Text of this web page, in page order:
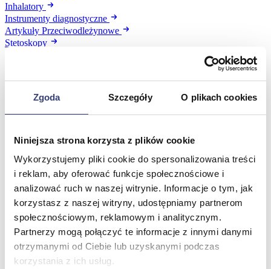
Zgoda Szczegóły O plikach cookies
Niniejsza strona korzysta z plików cookie
Wykorzystujemy pliki cookie do spersonalizowania treści
i reklam, aby oferować funkcje społecznościowe i
analizować ruch w naszej witrynie. Informacje o tym, jak
korzystasz z naszej witryny, udostępniamy partnerom
społecznościowym, reklamowym i analitycznym.
Partnerzy mogą połączyć te informacje z innymi danymi
otrzymanymi od Ciebie lub uzyskanymi podczas
korzystania z ich usług.
Inhalatory
Instrumenty diagnostyczne
Artykuły Przeciwodleżynowe
Stetoskopy
Meble medyczne
Kozetki
Pielęgnacja mebli
Taborety i krzesła
Parawany
Fotele
Zobacz wszystko
Spa & Wellness